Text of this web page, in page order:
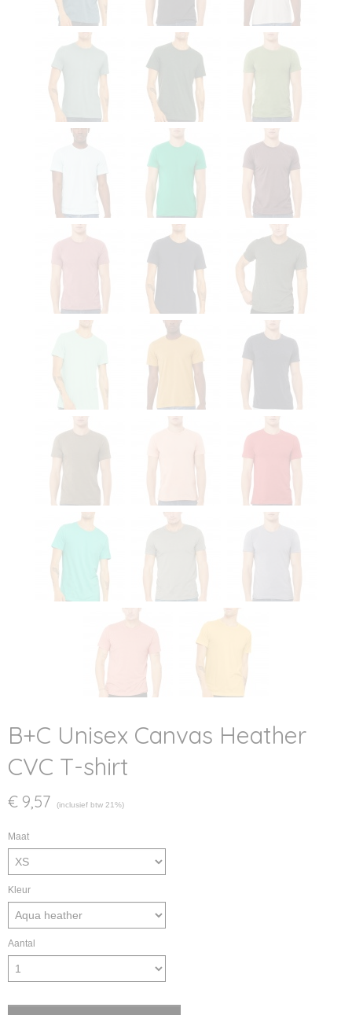
B+C Unisex Canvas Heather
CVC T-shirt
€ 9,57 (inclusief btw 21%)
Maat
Kleur
Aantal